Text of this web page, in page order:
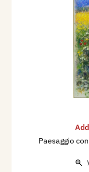
Paesaggio